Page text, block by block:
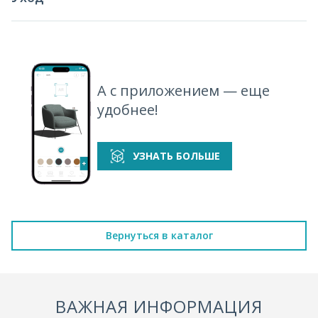
А с приложением — еще
удобнее!
УЗНАТЬ БОЛЬШЕ
Вернуться в каталог
ВАЖНАЯ ИНФОРМАЦИЯ